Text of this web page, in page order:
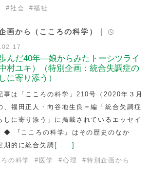
#社会 #福祉
画から（こころの科学）｜
んだ40年―娘からみたトーシツライ
村ユキ）（特別企画：統合失調症の
に寄り添う）
は「こころの科学」210号（2020年３月
、福田正人・向谷地生良＝編「統合失調症
しに寄り添う」に掲載されているエッセイ
◆ 『こころの科学』はその歴史のなか
期的に統合失調 [……]
ろの科学 # 医学 #心理 #特別企画から